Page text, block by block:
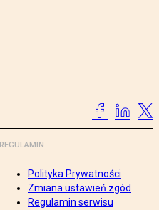
REGULAMIN
Polityka Prywatności
Zmiana ustawień zgód
Regulamin serwisu